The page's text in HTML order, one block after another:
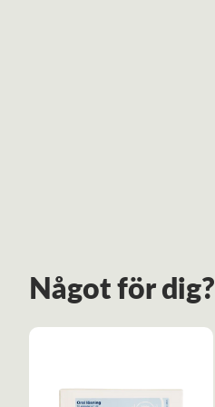
Något för dig?